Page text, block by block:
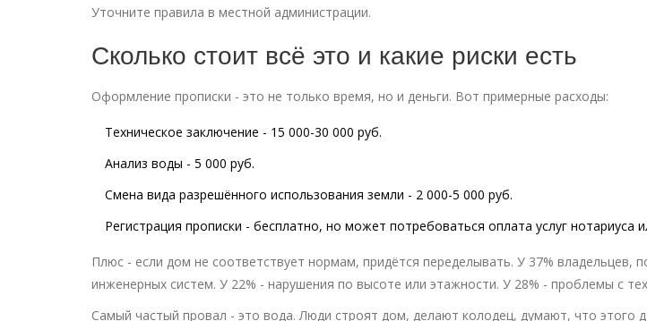
Уточните правила в местной администрации.
Сколько стоит всё это и какие риски есть
Оформление прописки - это не только время, но и деньги. Вот примерные расходы:
Техническое заключение - 15 000-30 000 руб.
Анализ воды - 5 000 руб.
Смена вида разрешённого использования земли - 2 000-5 000 руб.
Регистрация прописки - бесплатно, но может потребоваться оплата услуг нотариуса
Плюс - если дом не соответствует нормам, придётся переделывать. У 37% владельцев,
инженерных систем. У 22% - нарушения по высоте или этажности. У 28% - проблемы с
Самый частый провал - это вода. Люди строят дом, делают колодец, думают, что этого